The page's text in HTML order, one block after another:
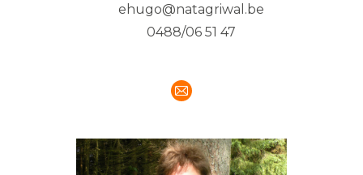
ehugo@natagriwal.be
0488/06 51 47
E-